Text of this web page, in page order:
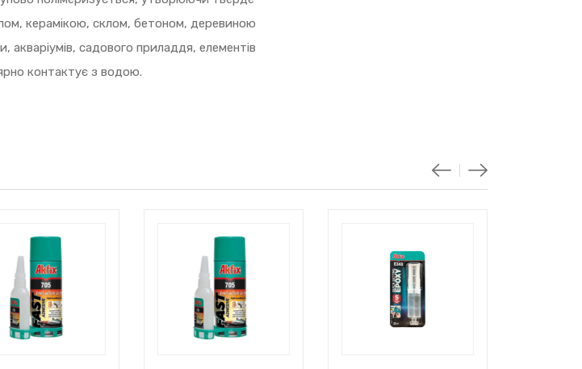
керамікою, склом, бетоном, деревиною
садового приладдя, елементів
контактує з водою.